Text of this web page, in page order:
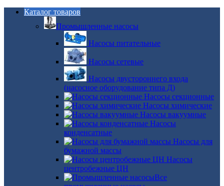
Каталог товаров
Промышленные насосы
Насосы питательные
Насосы сетевые
Насосы двустороннего входа
(насосное оборудование типа Д)
Насосы секционные
Насосы химические
Насосы вакуумные
Насосы
конденсатные
Насосы для
бумажной массы
Насосы
центробежные ЦН
Все